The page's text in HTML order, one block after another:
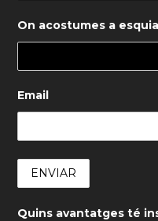
On acostumes a
Email
Quins avantatges té